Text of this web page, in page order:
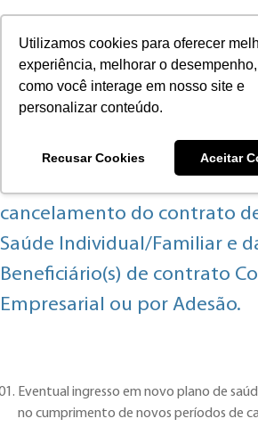
Utilizamos cookies para oferecer
experiência, melhorar o
como você interage em nosso site e
personalizar conteúdo.
Recusar Cookies Aceitar
Consequências do
Cancelamento/Exclusão
Informações sobre as
cancelamento do contrato
Saúde Individual/Familiar e
Beneficiário(s) de contrato
Empresarial ou por Adesão.
Eventual ingresso em novo plano de
no cumprimento de novos períodos de